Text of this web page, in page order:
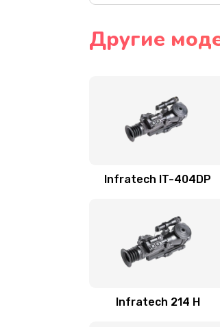
Другие
Infratech IT-404DP
Infratech 214 Н